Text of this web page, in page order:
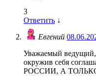
3
Ответить ↓
Евгений
Уважаемый ведущий,
окружив себя
РОССИИ, А